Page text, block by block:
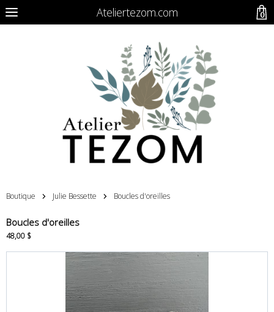
Ateliertezom.com
Boutique Julie Bessette Boucles d'oreilles
Boucles d'oreilles
48,00 $
0